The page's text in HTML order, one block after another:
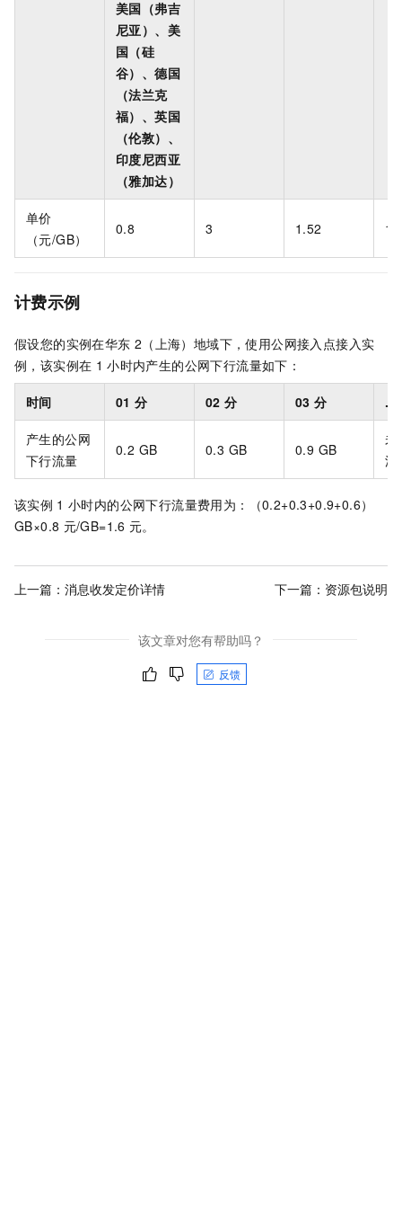
美国（弗吉
尼亚）、美
国（硅
谷）、德国
（法兰克
福）、英国
（伦敦）、
印度尼西亚
（雅加达）
单价
（元/GB）
0.8 3 1.52
计费示例
假设您的实例在华东 2（上海）地域下，使用公网接入点接入实
例，该实例在 1 小时内产生的公网下行流量如下：
时间 01 分 02 分 03 分 ...
产生的公网
下行流量
0.2 GB 0.3 GB 0.9 GB
未
流
该实例 1 小时内的公网下行流量费用为：（0.2+0.3+0.9+0.6）
GB×0.8 元/GB=1.6 元。
上一篇： 消息收发定价详情 下一篇： 资源包说明
该文章对您有帮助吗？
反馈